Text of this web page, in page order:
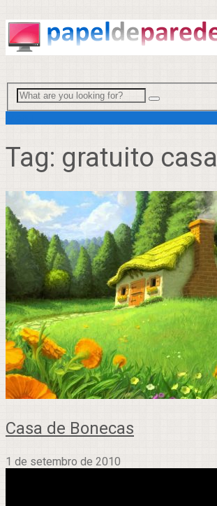
Tag: gratuito casa
Casa de Bonecas
1 de setembro de 2010